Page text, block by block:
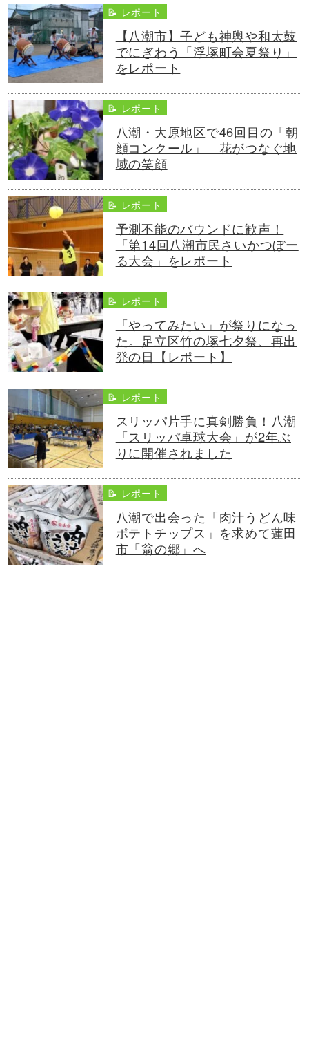
📝 レポート
【八潮市】子ども神輿や和太鼓
でにぎわう「浮塚町会夏祭り」
をレポート
📝 レポート
八潮・大原地区で46回目の「朝
顔コンクール」 花がつなぐ地
域の笑顔
📝 レポート
予測不能のバウンドに歓声！
「第14回八潮市民さいかつぼー
る大会」をレポート
📝 レポート
「やってみたい」が祭りになっ
た。足立区竹の塚七夕祭、再出
発の日【レポート】
📝 レポート
スリッパ片手に真剣勝負！八潮
「スリッパ卓球大会」が2年ぶ
りに開催されました
📝 レポート
八潮で出会った「肉汁うどん味
ポテトチップス」を求めて蓮田
市「翁の郷」へ